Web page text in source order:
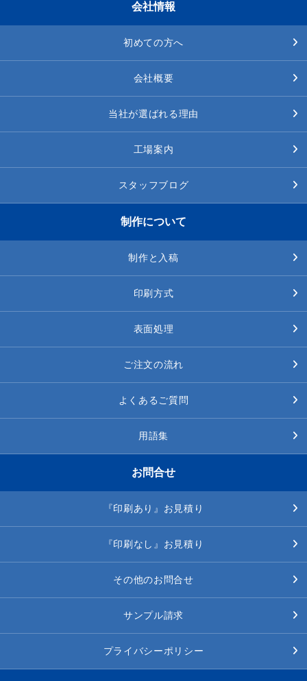
会社情報
初めての方へ
会社概要
当社が選ばれる理由
工場案内
スタッフブログ
制作について
制作と入稿
印刷方式
表面処理
ご注文の流れ
よくあるご質問
用語集
お問合せ
『印刷あり』お見積り
『印刷なし』お見積り
その他のお問合せ
サンプル請求
プライバシーポリシー